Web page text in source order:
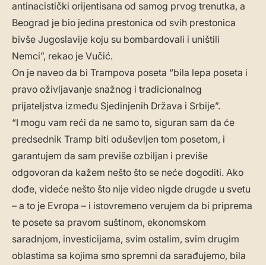
antinacistički orijentisana od samog prvog trenutka, a
Beograd je bio jedina prestonica od svih prestonica
bivše Jugoslavije koju su bombardovali i uništili
Nemci”, rekao je Vučić.
On je naveo da bi Trampova poseta “bila lepa poseta i
pravo oživljavanje snažnog i tradicionalnog
prijateljstva između Sjedinjenih Država i Srbije”.
“I mogu vam reći da ne samo to, siguran sam da će
predsednik Tramp biti oduševljen tom posetom, i
garantujem da sam previše ozbiljan i previše
odgovoran da kažem nešto što se neće dogoditi. Ako
dođe, videće nešto što nije video nigde drugde u svetu
– a to je Evropa – i istovremeno verujem da bi priprema
te posete sa pravom suštinom, ekonomskom
saradnjom, investicijama, svim ostalim, svim drugim
oblastima sa kojima smo spremni da sarađujemo, bila